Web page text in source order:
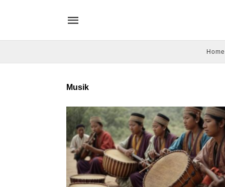
Home
Musik